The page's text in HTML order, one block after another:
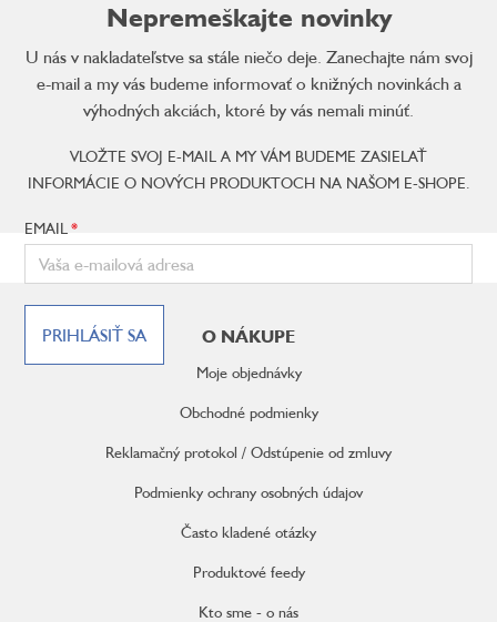
Nepremeškajte novinky
U nás v nakladateľstve sa stále niečo deje. Zanechajte nám svoj
e-mail a my vás budeme informovať o knižných novinkách a
výhodných akciách, ktoré by vás nemali minúť.
VLOŽTE SVOJ E-MAIL A MY VÁM BUDEME ZASIELAŤ
INFORMÁCIE O NOVÝCH PRODUKTOCH NA NAŠOM E-SHOPE.
EMAIL
PRIHLÁSIŤ SA O NÁKUPE
Moje objednávky
Obchodné podmienky
Reklamačný protokol / Odstúpenie od zmluvy
Podmienky ochrany osobných údajov
Často kladené otázky
Produktové feedy
Kto sme - o nás